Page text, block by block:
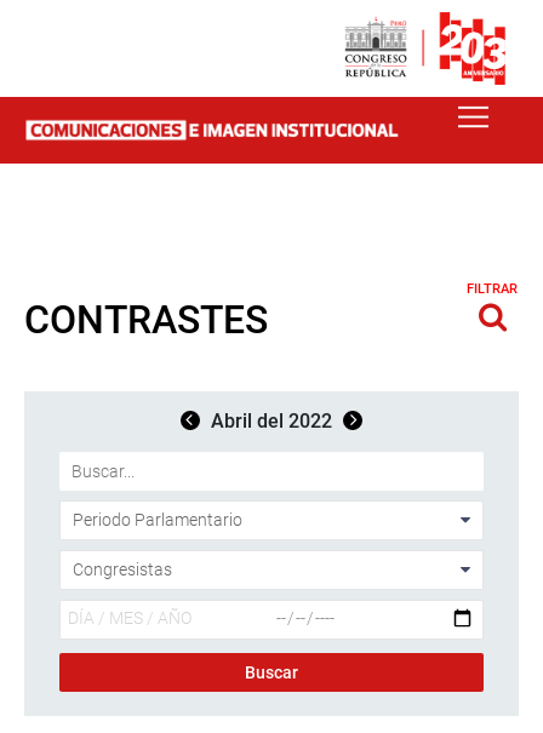
CONTRASTES
FILTRAR
Abril del 2022